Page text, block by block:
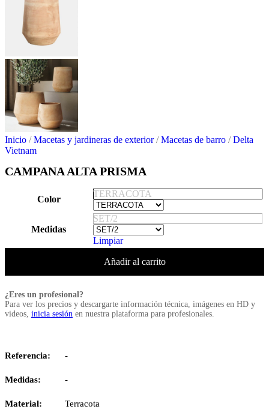
Inicio / Macetas y jardineras de exterior/ Macetas de barro / Delta
Vietnam
CAMPANA ALTA PRISMA
Color
TERRACOTA
Medidas
SET/2
Limpiar
Añadir al carrito
¿Eres un profesional?
Para ver los precios y descargarte información técnica, imágenes en HD y
videos, inicia sesión en nuestra plataforma para profesionales.
Referencia: -
Medidas: -
Material: Terracota